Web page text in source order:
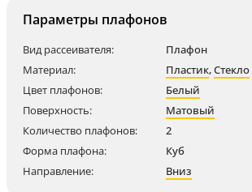
Параметры плафонов
Вид рассеивателя:
Плафон
Материал:
Пластик,Стекло
Цвет плафонов:
Белый
Поверхность:
Матовый
Количество плафонов:
2
Форма плафона:
Куб
Направление:
Вниз